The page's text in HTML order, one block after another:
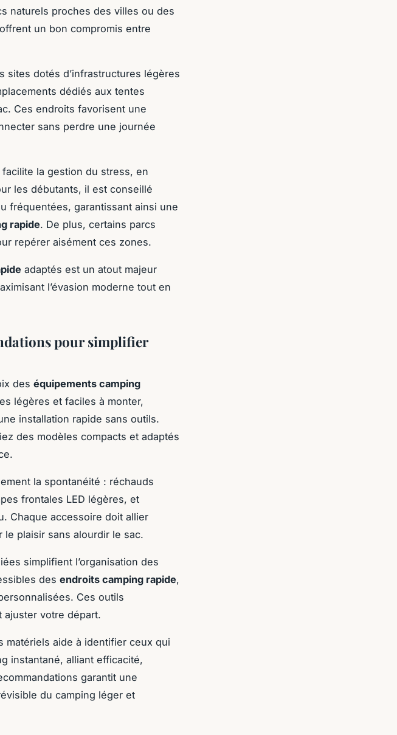
naturels proches des villes ou des
un bon compromis entre
sites dotés d’infrastructures légères
dédiés aux tentes
Ces endroits favorisent une
sans perdre une journée
la gestion du stress, en
les débutants, il est conseillé
fréquentées, garantissant ainsi une
rapide. De plus, certains parcs
repérer aisément ces zones.
adaptés est un atout majeur
l’évasion moderne tout en
pour simplifier
des équipements camping
légères et faciles à monter,
installation rapide sans outils.
des modèles compacts et adaptés
la spontanéité : réchauds
frontales LED légères, et
Chaque accessoire doit allier
plaisir sans alourdir le sac.
simplifient l’organisation des
des endroits camping rapide,
Ces outils
votre départ.
matériels aide à identifier ceux qui
instantané, alliant efficacité,
garantit une
du camping léger et